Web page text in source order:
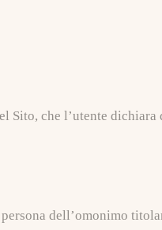
che l’utente dichiara
dell’omonimo